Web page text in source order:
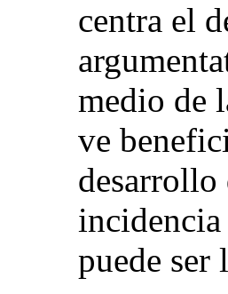
centra el
medio de
ve
desarrollo
puede ser